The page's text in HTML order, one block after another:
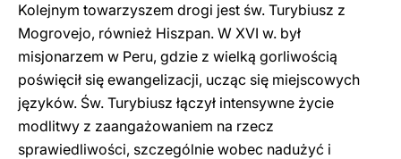
Kolejnym towarzyszem drogi jest św. Turybiusz z
Mogrovejo, również Hiszpan. W XVI w. był
misjonarzem w Peru, gdzie z wielką gorliwością
poświęcił się ewangelizacji, ucząc się miejscowych
języków. Św. Turybiusz łączył intensywne życie
modlitwy z zaangażowaniem na rzecz
sprawiedliwości, szczególnie wobec nadużyć i